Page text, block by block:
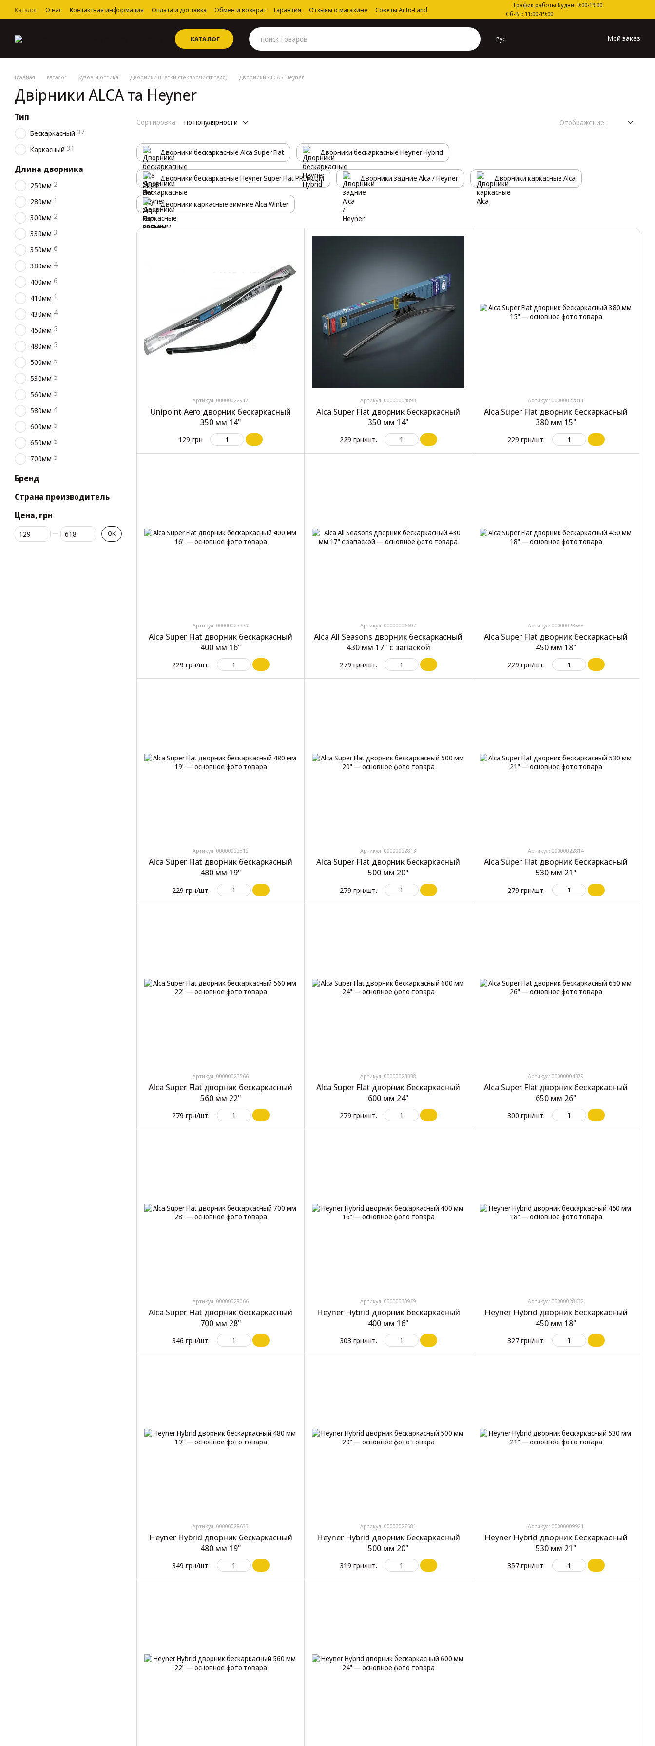
Перейти к основному контенту
Каталог О нас Контактная информация Оплата и доставка Обмен и возврат Гарантия Отзывы о магазине
Советы Auto-Land
Пользовательское соглашение
График работы:Будни: 9:00-19:00
Сб-Вс: 11:00-19:00
КАТАЛОГ Рус Мой заказ
Главная Каталог Кузов и оптика Дворники (щетки стеклоочистителя) Дворники ALCA / Heyner
Двірники ALCA та Heyner
Сортировка: по популярности Отображение:
Дворники бескаркасные Alca Super Flat Дворники бескаркасные Heyner Hybrid
Дворники бескаркасные Heyner Super Flat PREMIUM Дворники задние Alca / Heyner Дворники каркасные Alca
Дворники каркасные зимние Alca Winter
Артикул: 00000022917
Unipoint Aero дворник бескаркасный
350 мм 14"
129 грн
Артикул: 00000004893
Alca Super Flat дворник бескаркасный
350 мм 14"
229 грн/шт.
Артикул: 00000022811
Alca Super Flat дворник бескаркасный
380 мм 15"
229 грн/шт.
Артикул: 00000023339
Alca Super Flat дворник бескаркасный
400 мм 16"
229 грн/шт.
Артикул: 00000006607
Alca All Seasons дворник бескаркасный
430 мм 17" с запаской
279 грн/шт.
Артикул: 00000023588
Alca Super Flat дворник бескаркасный
450 мм 18"
229 грн/шт.
Артикул: 00000022812
Alca Super Flat дворник бескаркасный
480 мм 19"
229 грн/шт.
Артикул: 00000022813
Alca Super Flat дворник бескаркасный
500 мм 20"
279 грн/шт.
Артикул: 00000022814
Alca Super Flat дворник бескаркасный
530 мм 21"
279 грн/шт.
Артикул: 00000023566
Alca Super Flat дворник бескаркасный
560 мм 22"
279 грн/шт.
Артикул: 00000023338
Alca Super Flat дворник бескаркасный
600 мм 24"
279 грн/шт.
Артикул: 00000004379
Alca Super Flat дворник бескаркасный
650 мм 26"
300 грн/шт.
Артикул: 00000028066
Alca Super Flat дворник бескаркасный
700 мм 28"
346 грн/шт.
Артикул: 00000030969
Heyner Hybrid дворник бескаркасный
400 мм 16"
303 грн/шт.
Артикул: 00000028632
Heyner Hybrid дворник бескаркасный
450 мм 18"
327 грн/шт.
Артикул: 00000028633
Heyner Hybrid дворник бескаркасный
480 мм 19"
349 грн/шт.
Артикул: 00000027581
Heyner Hybrid дворник бескаркасный
500 мм 20"
319 грн/шт.
Артикул: 00000009921
Heyner Hybrid дворник бескаркасный
530 мм 21"
357 грн/шт.
Тип
Бескаркасный 37
Каркасный 31
Длина дворника
250мм 2
280мм 1
300мм 2
330мм 3
350мм 6
380мм 4
400мм 6
410мм 1
430мм 4
450мм 5
480мм 5
500мм 5
530мм 5
560мм 5
580мм 4
600мм 5
650мм 5
700мм 5
Бренд
Страна производитель
Цена, грн
От Цена, грн
До Цена, грн OK